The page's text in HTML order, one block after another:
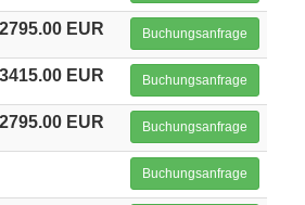
2795.00 EUR Buchungsanfrage
3415.00 EUR Buchungsanfrage
2795.00 EUR Buchungsanfrage
Buchungsanfrage